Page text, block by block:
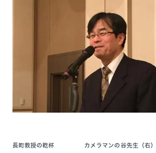
長町教授の乾杯 カメラマンの谷先生（右）